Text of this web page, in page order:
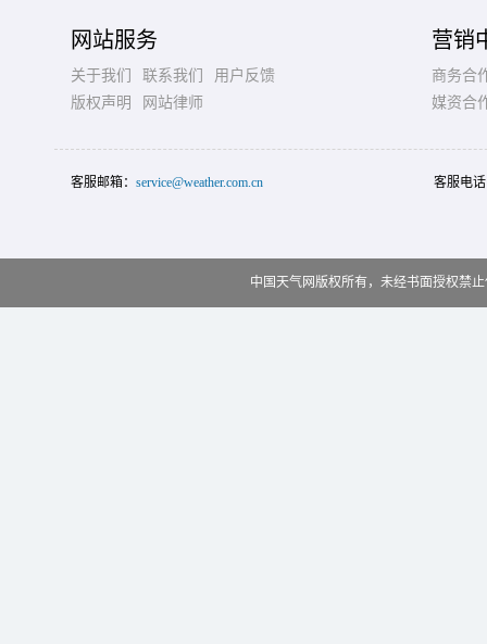
网站服务
关于我们 联系我们
用户反馈
版权声明
网站律师
营销
商务合
媒资合
客服邮箱： service@weather.com.cn 客服电
中国天气网版权所有，未经书面授权